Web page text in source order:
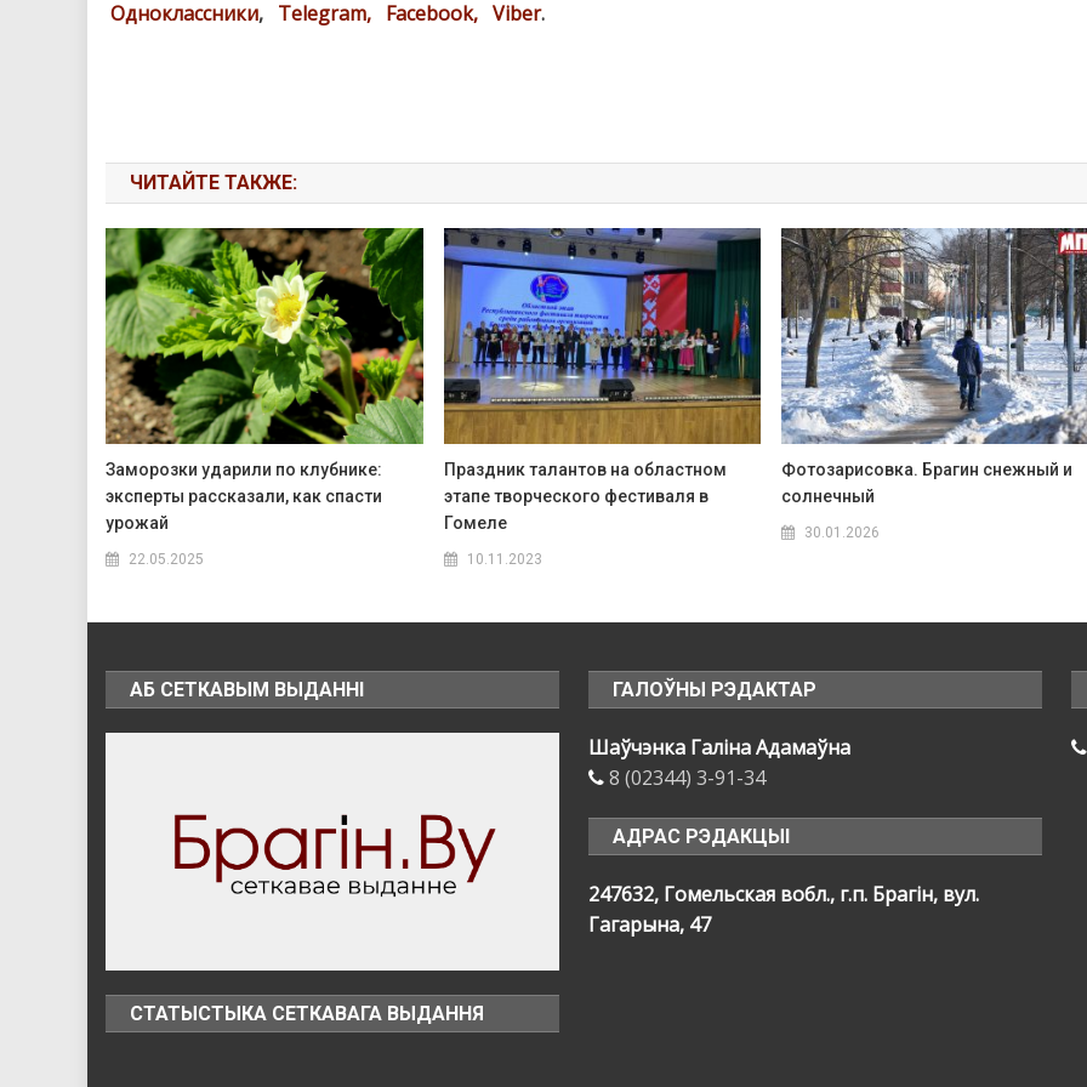
Одноклассники, Telegram, Facebook, Viber.
ЧИТАЙТЕ ТАКЖЕ:
Заморозки ударили по клубнике:
эксперты рассказали, как спасти
урожай
22.05.2025
Праздник талантов на областном
этапе творческого фестиваля в
Гомеле
10.11.2023
Фотозарисовка. Брагин снежный и
солнечный
30.01.2026
АБ СЕТКАВЫМ ВЫДАННІ
СТАТЫСТЫКА СЕТКАВАГА ВЫДАННЯ
ГАЛОЎНЫ РЭДАКТАР
Шаўчэнка Галіна Адамаўна
8 (02344) 3-91-34
АДРАС РЭДАКЦЫІ
247632, Гомельская вобл., г.п. Брагін, вул.
Гагарына, 47